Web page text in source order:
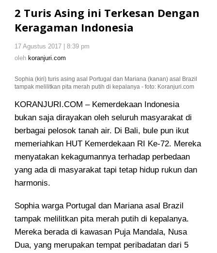
ini
Terkesan
Keragaman
2 Turis Asing ini Terkesan Dengan
Keragaman Indonesia
17 Agustus 2017 | 8:39 pm
oleh koranjuri.com
Sophia (kiri) turis asing asal Portugal dan Mariana (kanan) asal Brazil
tampak melilitkan pita merah putih di kepalanya - foto: Koranjuri.com
KORANJURI.COM – Kemerdekaan Indonesia
bukan saja dirayakan oleh seluruh masyarakat di
berbagai pelosok tanah air. Di Bali, bule pun ikut
memeriahkan HUT Kemerdekaan RI Ke-72. Mereka
menyatakan kekagumannya terhadap perbedaan
yang ada di masyarakat tapi tetap hidup rukun dan
harmonis.
Sophia warga Portugal dan Mariana asal Brazil
tampak melilitkan pita merah putih di kepalanya.
Mereka berada di kawasan Puja Mandala, Nusa
Dua, yang merupakan tempat peribadatan dari 5